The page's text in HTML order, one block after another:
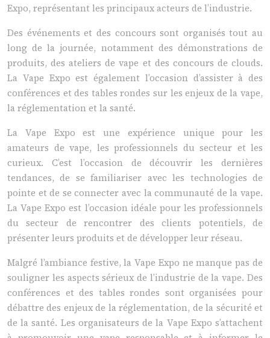
Expo, représentant les principaux acteurs de l’industrie.
Des événements et des concours sont organisés tout au
long de la journée, notamment des démonstrations de
produits, des ateliers de vape et des concours de clouds.
La Vape Expo est également l’occasion d’assister à des
conférences et des tables rondes sur les enjeux de la vape,
la réglementation et la santé.
La Vape Expo est une expérience unique pour les
amateurs de vape, les professionnels du secteur et les
curieux. C’est l’occasion de découvrir les dernières
tendances, de se familiariser avec les technologies de
pointe et de se connecter avec la communauté de la vape.
La Vape Expo est l’occasion idéale pour les professionnels
du secteur de rencontrer des clients potentiels, de
présenter leurs produits et de développer leur réseau.
Malgré l’ambiance festive, la Vape Expo ne manque pas de
souligner les aspects sérieux de l’industrie de la vape. Des
conférences et des tables rondes sont organisées pour
débattre des enjeux de la réglementation, de la sécurité et
de la santé. Les organisateurs de la Vape Expo s’attachent